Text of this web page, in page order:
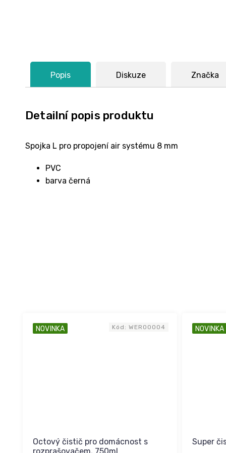
NOVINKA
Octový čistič pro domácnost s
Kód: WER00004 NOVINKA
Super
Popis Diskuze Značka
Detailní popis produktu
Spojka L pro propojení air systému 8 mm
PVC
barva černá